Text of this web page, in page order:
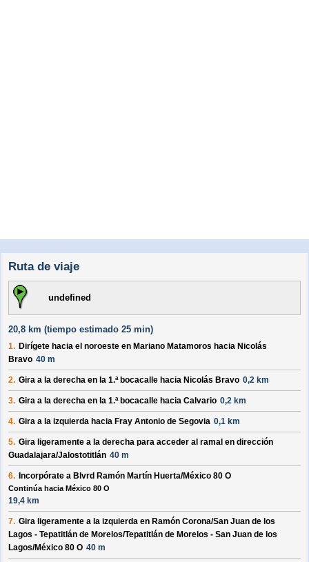
Ruta de viaje
undefined
20,8 km (tiempo estimado 25 min)
1. Dirígete hacia el noroeste en Mariano Matamoros hacia Nicolás
Bravo 40 m
2. Gira a la derecha en la 1.ª bocacalle hacia Nicolás Bravo 0,2 km
3. Gira a la derecha en la 1.ª bocacalle hacia Calvario 0,2 km
4. Gira a la izquierda hacia Fray Antonio de Segovia 0,1 km
5. Gira ligeramente a la derecha para acceder al ramal en dirección
Guadalajara/Jalostotitlán 40 m
6. Incorpórate a Blvrd Ramón Martín Huerta/México 80 O
Continúa hacia México 80 O
19,4 km
7. Gira ligeramente a la izquierda en Ramón Corona/San Juan de los
Lagos - Tepatitlán de Morelos/Tepatitlán de Morelos - San Juan de los
Lagos/México 80 O 40 m